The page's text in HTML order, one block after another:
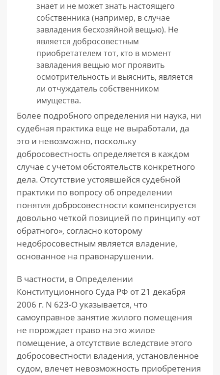
знает и не может знать настоящего
собственника (например, в случае
завладения бесхозяйной вещью). Не
является добросовестным
приобретателем тот, кто в момент
завладения вещью мог проявить
осмотрительность и выяснить, является
ли отчуждатель собственником
имущества.
Более подробного определения ни наука, ни
судебная практика еще не выработали, да
это и невозможно, поскольку
добросовестность определяется в каждом
случае с учетом обстоятельств конкретного
дела. Отсутствие устоявшейся судебной
практики по вопросу об определении
понятия добросовестности компенсируется
довольно четкой позицией по принципу «от
обратного», согласно которому
недобросовестным является владение,
основанное на правонарушении.
В частности, в Определении
Конституционного Суда РФ от 21 декабря
2006 г. N 623-О указывается, что
самоуправное занятие жилого помещения
не порождает право на это жилое
помещение, а отсутствие вследствие этого
добросовестности владения, установленное
судом, влечет невозможность приобретения